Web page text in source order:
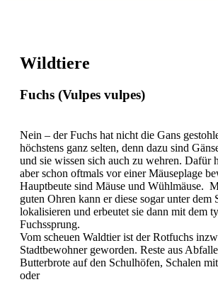
Wildtiere
Fuchs (Vulpes vulpes)
Nein – der Fuchs hat nicht die Gans
höchstens ganz selten, denn dazu sind
und sie wissen sich auch zu wehren. Dafür
aber schon oftmals vor einer Mäuseplage
Hauptbeute sind Mäuse und Wühlmäuse.
guten Ohren kann er diese sogar unter dem
lokalisieren und erbeutet sie dann mit dem
Fuchssprung.
Vom scheuen Waldtier ist der Rotfuchs
Stadtbewohner geworden. Reste aus
Butterbrote auf den Schulhöfen, Schalen
oder